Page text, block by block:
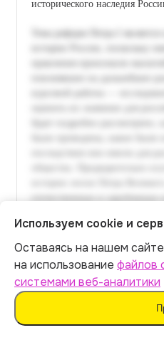
исторического наследия
Итог:399р.
Используем cookie и
Оставаясь на нашем
на использование файлов
системами веб-аналитики